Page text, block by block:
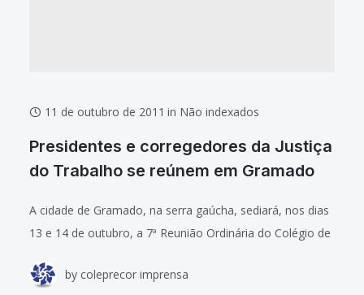
11 de outubro de 2011 in Não indexados
Presidentes e corregedores da Justiça
do Trabalho se reúnem em Gramado
A cidade de Gramado, na serra gaúcha, sediará, nos dias
13 e 14 de outubro, a 7ª Reunião Ordinária do Colégio de
Trabalho
by coleprecor imprensa